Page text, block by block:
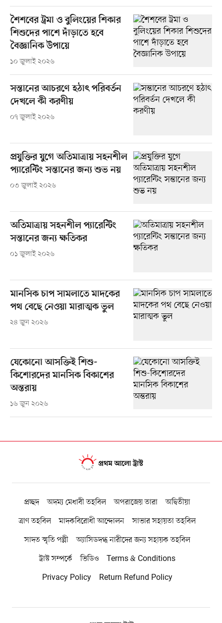
শৈশবের ট্রমা ও বুলিংয়ের শিকার
শিশুদের পাশে দাঁড়াতে হবে
বৈজ্ঞানিক উপায়ে
১০ জুলাই ২০২৬
সন্তানের আচরণে হঠাৎ পরিবর্তন
দেখলে কী করণীয়
০৭ জুলাই ২০২৬
প্রযুক্তির যুগে অতিমাত্রায় সহনশীল
প্যারেন্টিং সন্তানের জন্য শুভ নয়
০৩ জুলাই ২০২৬
অতিমাত্রায় সহনশীল প্যারেন্টিং
সন্তানের জন্য ক্ষতিকর
০১ জুলাই ২০২৬
মানসিক চাপ সামলাতে মাদকের
পথ বেছে নেওয়া মারাত্মক ভুল
২৪ জুন ২০২৬
যেকোনো আসক্তিই শিশু-
কিশোরদের মানসিক বিকাশের
অন্তরায়
১৬ জুন ২০২৬
প্রচ্ছদ অদম্য মেধাবী তহবিল অপরাজেয় তারা
অদ্বিতীয়া
ত্রাণ তহবিল
মাদকবিরোধী আন্দোলন
সাভার সহায়তা তহবিল
সাদত স্মৃতি পল্লী
অ্যাসিডদগ্ধ নারীদের জন্য সহায়ক তহবিল
ট্রাস্ট সম্পর্কে
ভিডিও
Terms & Conditions
Privacy Policy
Return Refund Policy